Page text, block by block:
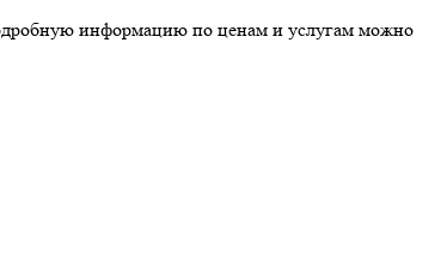
информацию по ценам и услугам можно